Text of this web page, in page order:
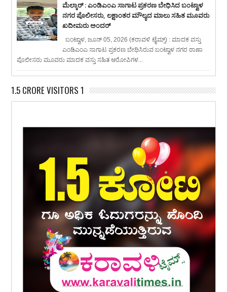
ಮೆಲ್ಕಾರ್ : ಎಂಡಿಎಂಎ ಸಾಗಾಟ ಪ್ರಕರಣ ಬೇಧಿಸಿದ ಬಂಟ್ವಾಳ
ನಗರ ಪೊಲೀಸರು, ಲಕ್ಷಾಂತರ ಮೌಲ್ಯದ ಮಾಲು ಸಹಿತ ಮೂವರು
ಖದೀಮರು ಅಂದರ್
ಬಂಟ್ವಾಳ, ಜೂನ್ 05, 2026 (ಕರಾವಳಿ ಟೈಮ್ಸ್) : ಮಾದಕ ವಸ್ತು
ಎಂಡಿಎಂಎ ಸಾಗಾಟ ಪ್ರಕರಣ ಬೇಧಿಸಿರುವ ಬಂಟ್ವಾಳ ನಗರ ಠಾಣಾ
ಪೊಲೀಸರು ಮೂವರು ಮಾದಕ ವಸ್ತು ಸಹಿತ ಆರೋಪಿಗಳ...
1.5 CRORE VISITORS 1